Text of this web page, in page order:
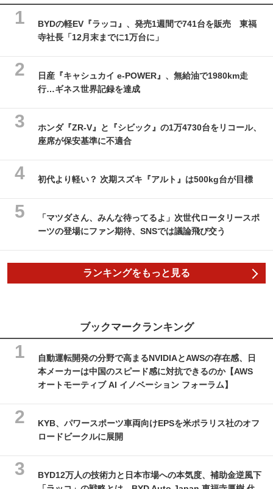
BYDの軽EV『ラッコ』、発売1週間で741台を販売 東福
寺社長「12月末までに1万台に」
日産『キャシュカイ e-POWER』、無給油で1980km走
行…ギネス世界記録を達成
ホンダ『ZR-V』と『シビック』の1万4730台をリコール、
座席が保安基準に不適合
初代より軽い？ 次期スズキ『アルト』は500kg台が目標
「マツダさん、みんな待ってるよ」次世代ロータリースポ
ーツの登場にファン期待、SNSでは議論飛び交う
ランキングをもっと見る
ブックマークランキング
自動運転開発の分野で高まるNVIDIAとAWSの存在感、日
本メーカーは中国のスピード感に対抗できるのか【AWS
オートモーティブ AI イノベーション フォーラム】
KYB、パワースポーツ車両向けEPSを米ポラリス社のオフ
ロードビークルに展開
BYD12万人の技術力と日本市場への本気度、補助金逆風下